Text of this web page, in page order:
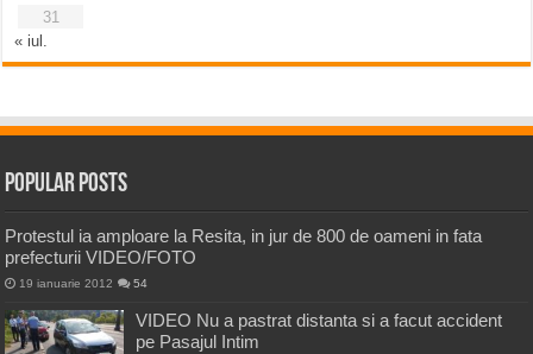
31
« iul.
Popular Posts
Protestul ia amploare la Resita, in jur de 800 de oameni in fata
prefecturii VIDEO/FOTO
19 ianuarie 2012 54
VIDEO Nu a pastrat distanta si a facut accident
pe Pasajul Intim